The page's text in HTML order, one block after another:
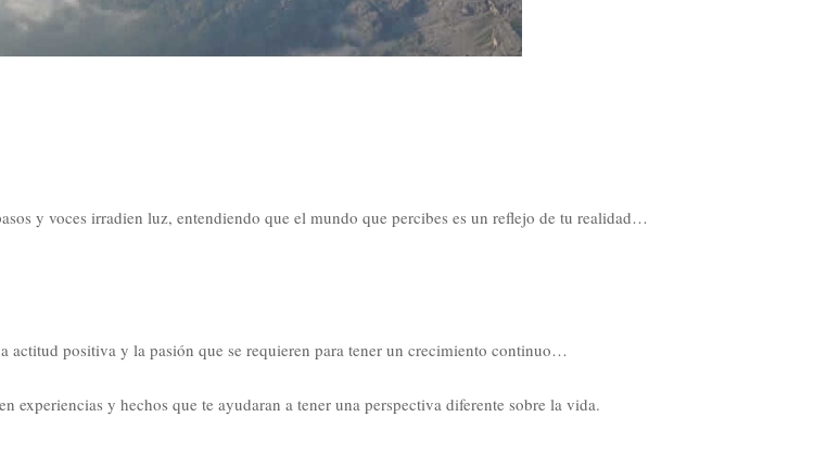
y voces irradien luz, entendiendo que el mundo que percibes es un reflejo de tu realidad…
actitud positiva y la pasión que se requieren para tener un crecimiento continuo…
experiencias y hechos que te ayudaran a tener una perspectiva diferente sobre la vida.